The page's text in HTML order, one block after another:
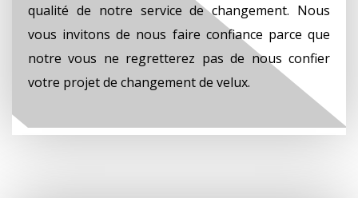
qualité de notre service de changement. Nous
vous invitons de nous faire confiance parce que
notre vous ne regretterez pas de nous confier
votre projet de changement de velux.